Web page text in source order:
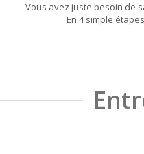
Vous avez juste besoin de
En 4 simple